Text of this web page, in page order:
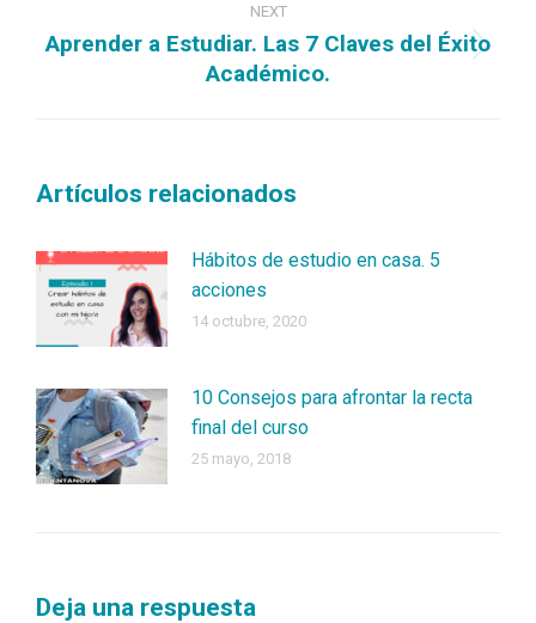
NEXT
Aprender a Estudiar. Las 7 Claves del Éxito
Académico.
Artículos relacionados
Hábitos de estudio en casa. 5
acciones
14 octubre, 2020
10 Consejos para afrontar la recta
final del curso
25 mayo, 2018
Deja una respuesta